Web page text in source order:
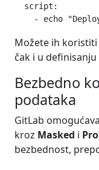
  script:
Možete ih koristiti
čak i u
Bezbedno
podataka
GitLab
kroz Masked i
bezbednost,